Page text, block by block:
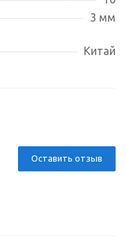
3 мм
Китай
Оставить отзыв